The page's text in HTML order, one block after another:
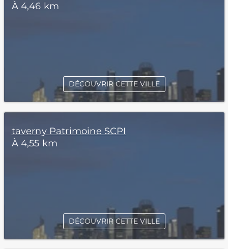
À 4,46 km
DÉCOUVRIR CETTE VILLE
taverny Patrimoine SCPI
À 4,55 km
DÉCOUVRIR CETTE VILLE